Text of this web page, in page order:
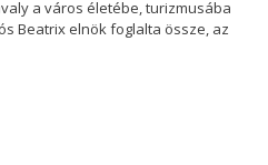
a város életébe, turizmusába
Beatrix elnök foglalta össze, az